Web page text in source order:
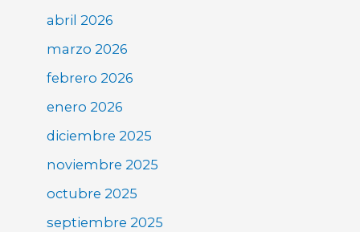
abril 2026
marzo 2026
febrero 2026
enero 2026
diciembre 2025
noviembre 2025
octubre 2025
septiembre 2025